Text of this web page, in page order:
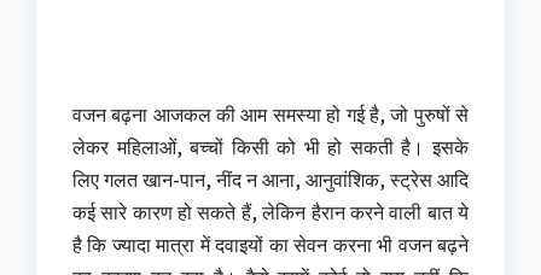
वजन बढ़ना आजकल की आम समस्या हो गई है, जो पुरुषों से
लेकर महिलाओं, बच्चों किसी को भी हो सकती है। इसके
लिए गलत खान-पान, नींद न आना, आनुवांशिक, स्ट्रेस आदि
कई सारे कारण हो सकते हैं, लेकिन हैरान करने वाली बात ये
है कि ज्यादा मात्रा में दवाइयों का सेवन करना भी वजन बढ़ने